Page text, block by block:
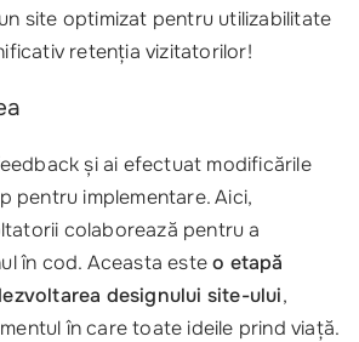
site optimizat pentru utilizabilitate
retenția vizitatorilor!
și ai efectuat modificările
pentru implementare. Aici,
colaborează pentru a
în cod. Aceasta esteo etapă
designului site-ului,
în care toate ideile prind viață.